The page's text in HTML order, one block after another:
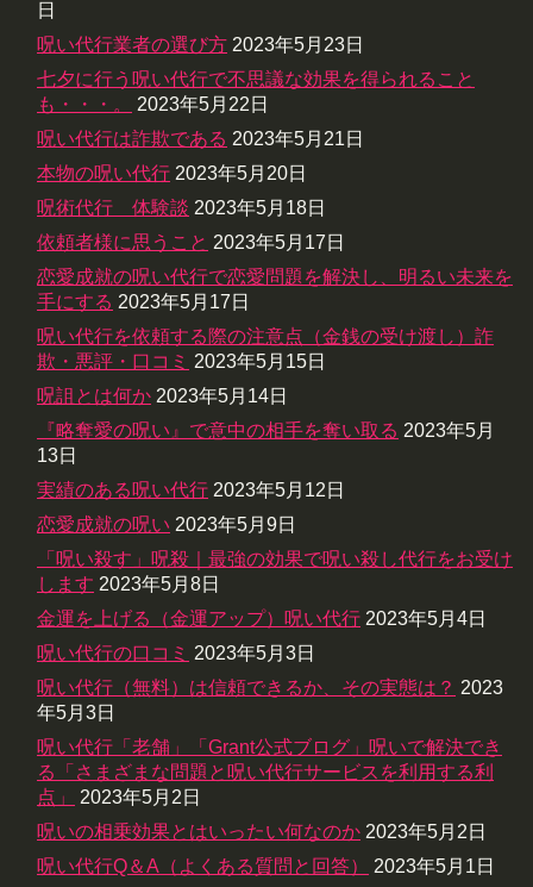
日
呪い代行業者の選び方 2023年5月23日
七夕に行う呪い代行で不思議な効果を得られること
も・・・。
2023年5月22日
呪い代行は詐欺である 2023年5月21日
本物の呪い代行 2023年5月20日
呪術代行 体験談 2023年5月18日
依頼者様に思うこと 2023年5月17日
恋愛成就の呪い代行で恋愛問題を解決し、明るい未来を
手にする 2023年5月17日
呪い代行を依頼する際の注意点（金銭の受け渡し）詐
欺・悪評・口コミ 2023年5月15日
呪詛とは何か 2023年5月14日
『略奪愛の呪い』で意中の相手を奪い取る 2023年5月
13日
実績のある呪い代行 2023年5月12日
恋愛成就の呪い 2023年5月9日
「呪い殺す」呪殺｜最強の効果で呪い殺し代行をお受け
します 2023年5月8日
金運を上げる（金運アップ）呪い代行 2023年5月4日
呪い代行の口コミ 2023年5月3日
呪い代行（無料）は信頼できるか、その実態は？ 2023
年5月3日
呪い代行「老舗」「Grant公式ブログ」呪いで解決でき
る「さまざまな問題と呪い代行サービスを利用する利
点」
2023年5月2日
呪いの相乗効果とはいったい何なのか 2023年5月2日
呪い代行Q＆A（よくある質問と回答）
2023年5月1日